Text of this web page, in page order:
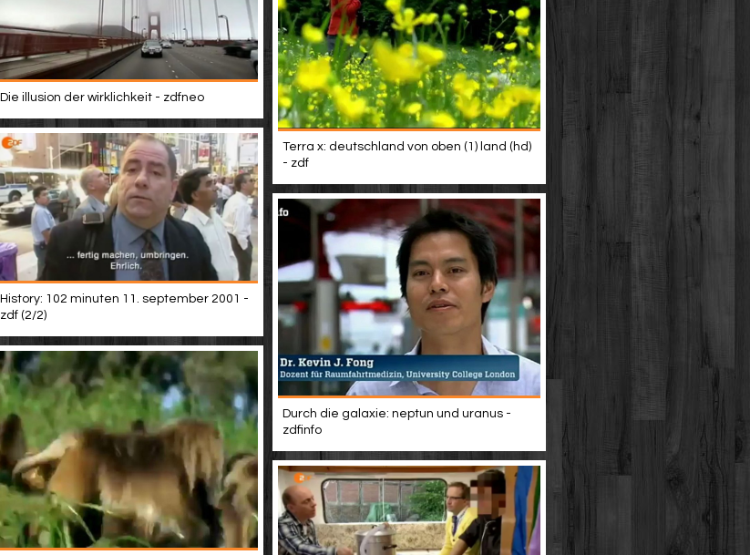
Die illusion der wirklichkeit - zdfneo
Terra x: deutschland von oben (1) land (hd)
- zdf
History: 102 minuten 11. september 2001 -
zdf (2/2)
Durch die galaxie: neptun und uranus -
zdfinfo